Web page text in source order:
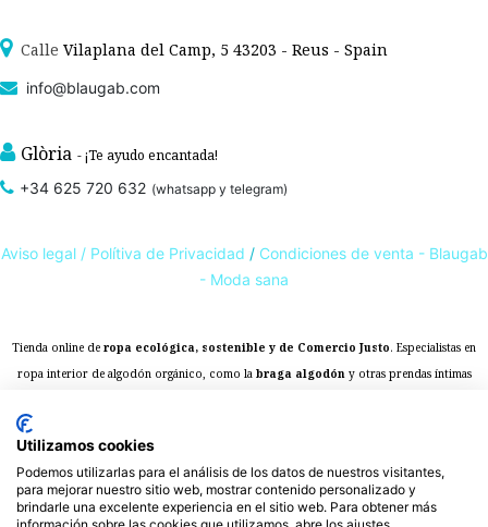
Calle Vilaplana del Camp, 5 43203 - Reus - Spain
info@blaugab.com
Glòria - ¡Te ayudo encantada!
+34 625 720 632 (whatsapp y telegram)
Aviso legal / Polítiva de Privacidad / Condiciones de venta - Blaugab
- Moda sana
Tienda online de ropa ecológica, sostenible y de Comercio Justo. Especialistas en
ropa interior de algodón orgánico, como la braga algodóny otras prendas íntimas
Expertos en ropa para piel sensible, ropa para piel delicada y enfermedades
ambientales. Ropa interior sostenible.
Utilizamos cookies
Podemos utilizarlas para el análisis de los datos de nuestros visitantes,
para mejorar nuestro sitio web, mostrar contenido personalizado y
brindarle una excelente experiencia en el sitio web. Para obtener más